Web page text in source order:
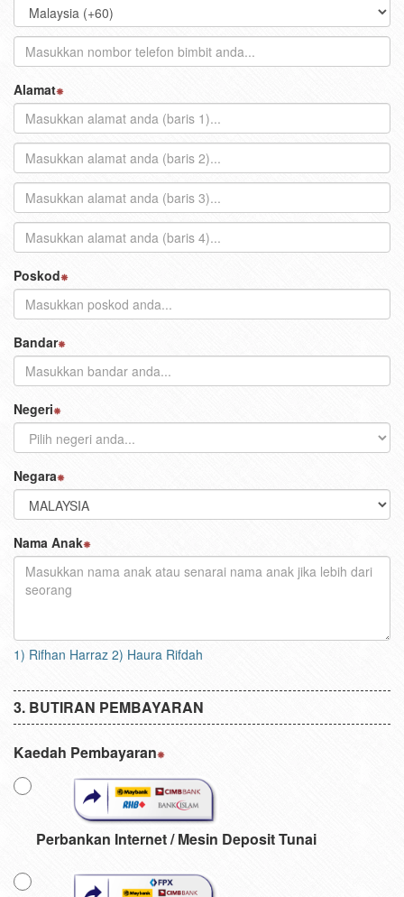
Alamat
Poskod
Bandar
Negeri
Negara
Nama Anak
1) Rifhan Harraz 2) Haura Rifdah
BUTIRAN PEMBAYARAN
Kaedah Pembayaran
Perbankan Internet / Mesin Deposit Tunai